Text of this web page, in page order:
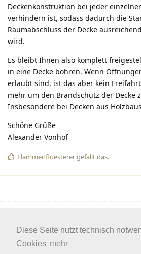
Diese Seite nutzt technisch
Cookies mehr
Deckenkonstruktion bei jeder
verhindern ist, sodass dadurch die
Raumabschluss der Decke
wird.
Es bleibt Ihnen also komplett
in eine Decke bohren. Wenn
erlaubt sind, ist das aber kein
mehr um den Brandschutz der Decke
Insbesondere bei Decken aus
Schöne Grüße
Alexander Vonhof
Flammenfluesterergefällt das.